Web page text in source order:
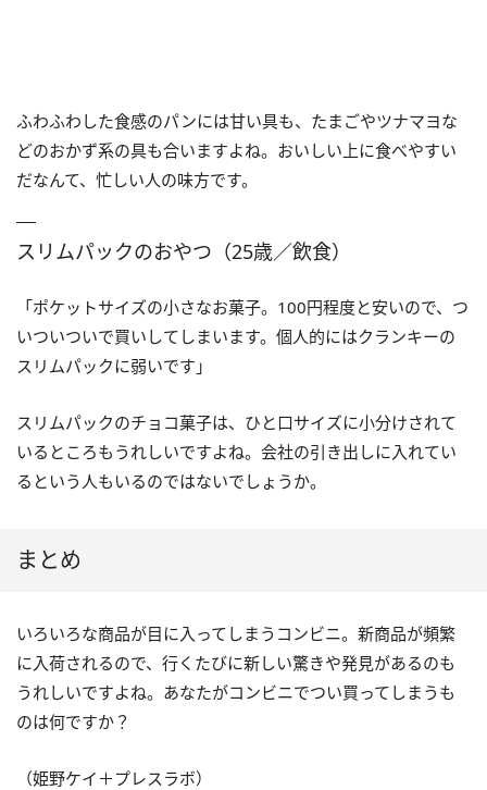
ふわふわした食感のパンには甘い具も、たまごやツナマヨな
どのおかず系の具も合いますよね。おいしい上に食べやすい
だなんて、忙しい人の味方です。
スリムパックのおやつ（25歳／飲食）
「ポケットサイズの小さなお菓子。100円程度と安いので、つ
いついついで買いしてしまいます。個人的にはクランキーの
スリムパックに弱いです」
スリムパックのチョコ菓子は、ひと口サイズに小分けされて
いるところもうれしいですよね。会社の引き出しに入れてい
るという人もいるのではないでしょうか。
まとめ
いろいろな商品が目に入ってしまうコンビニ。新商品が頻繁
に入荷されるので、行くたびに新しい驚きや発見があるのも
うれしいですよね。あなたがコンビニでつい買ってしまうも
のは何ですか？
（姫野ケイ＋プレスラボ）